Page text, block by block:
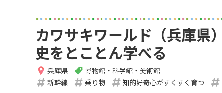
カワサキワールド（兵庫県
史をとことん学べる
兵庫県 博物館・科学館・美術館
新幹線
乗り物 知的好奇心がすくすく育つ